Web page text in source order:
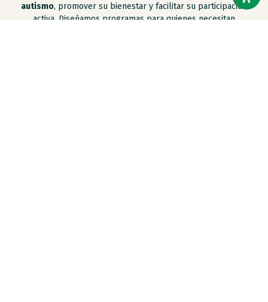
autismo, promover su bienestar y facilitar su participación
activa. Diseñamos programas para quienes necesitan